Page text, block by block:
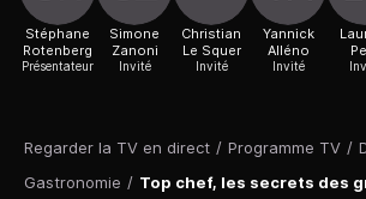
Regarder la TV en direct / Programme TV /
Gastronomie / Top chef, les secrets des
Stéphane
Rotenberg
Présentateur
Simone
Zanoni
Invité
Christian
Le Squer
Invité
Yannick
Alléno
Invité